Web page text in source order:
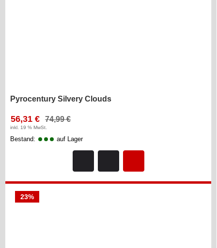
Pyrocentury Silvery Clouds
56,31 € 74,99 €
inkl. 19 % MwSt.
Bestand: auf Lager
23%